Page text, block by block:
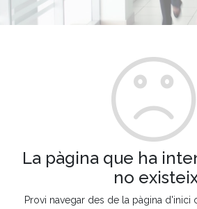
La pàgina que ha
no
Provi navegar des de la pàgina